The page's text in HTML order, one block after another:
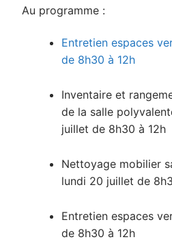
Au programme :
Entretien espaces
de 8h30 à 12h
Inventaire et
de la salle
juillet de 8h30 à 12h
Nettoyage mobilier
lundi 20 juillet de
Entretien espaces
de 8h30 à 12h